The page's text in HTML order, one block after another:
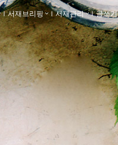
ｌ서재브리핑 ｌ서재관리 ｌ글쓰기